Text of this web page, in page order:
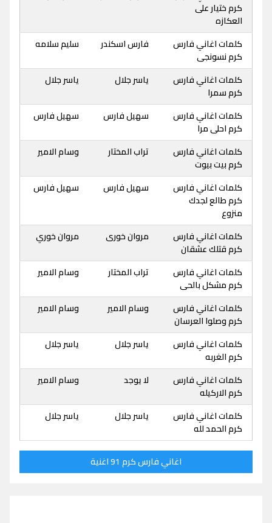
كرم ختيار على
العكازه
كلمات اغاني فارس
كرم نسونجى
فارس اسكندر سليم سلامه
كلمات اغاني فارس
كرم سمرا
ياسر جلال ياسر جلال
كلمات اغاني فارس
كرم احلى مرا
سهيل فارس سهيل فارس
كلمات اغاني فارس
كرم بيت بيوت
تراب المختار وسام الامير
كلمات اغاني فارس
كرم طالع لجدك
منزوع
سهيل فارس سهيل فارس
كلمات اغاني فارس
كرم قتلك عشقان
مروان خورى مروان خوري
كلمات اغاني فارس
كرم مشكل بالحى
تراب المختار وسام الامير
كلمات اغاني فارس
كرم وصلوا العرسان
وسام الامير وسام الامير
كلمات اغاني فارس
كرم الغربه
ياسر جلال ياسر جلال
كلمات اغاني فارس
كرم الاركيله
لا يوجد وسام الامير
كلمات اغاني فارس
كرم الحمد لله
ياسر جلال ياسر جلال
اغاني فارس كرم 91 اغنية